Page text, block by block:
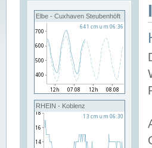
Elbe - Cuxhaven Steubenhöft
RHEIN - Koblenz